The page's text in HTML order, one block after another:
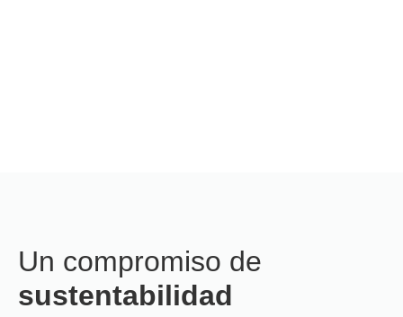
Un compromiso de
sustentabilidad